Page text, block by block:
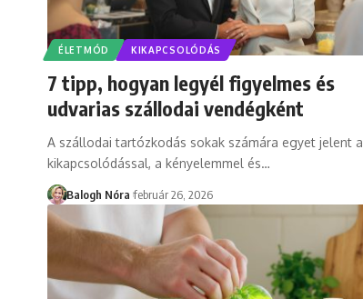
ÉLETMÓD KIKAPCSOLÓDÁS
7 tipp, hogyan legyél figyelmes és
udvarias szállodai vendégként
A szállodai tartózkodás sokak számára egyet jelent a
kikapcsolódással, a kényelemmel és…
Balogh Nóra február 26, 2026